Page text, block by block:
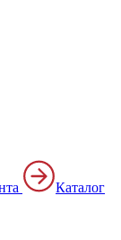
Каталог